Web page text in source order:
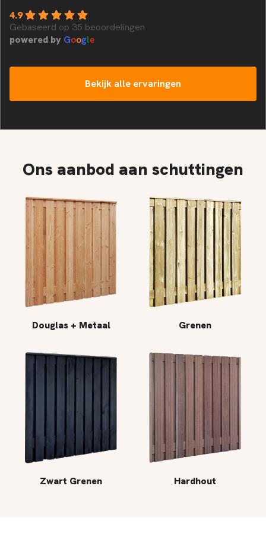
4.9
Gebaseerd op 35 beoordelingen
powered by Google
Bekijk alle ervaringen
Ons aanbod aan schuttingen
Douglas + Metaal Grenen
Zwart Grenen Hardhout